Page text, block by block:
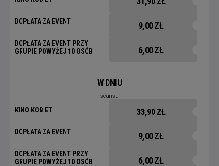
DOPŁATA ZA EVENT
DOPŁATA ZA EVENT PRZY
GRUPIE POWYŻEJ 10 OSÓB
9,00 ZŁ
6,00 ZŁ
W DNIU
seansu
KINO KOBIET
DOPŁATA ZA EVENT
DOPŁATA ZA EVENT PRZY
GRUPIE POWYŻEJ 10 OSÓB
33,90 ZŁ
9,00 ZŁ
6,00 ZŁ